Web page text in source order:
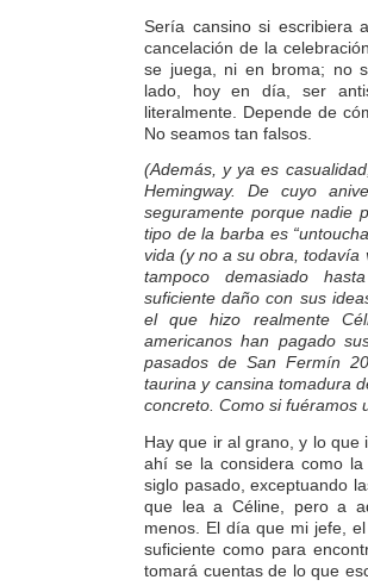
Sería cansino si escribiera
cancelación de la
se juega, ni en broma; no
lado, hoy en día, ser
literalmente. Depende de
No seamos tan falsos.
(Además, y ya es
Hemingway. De cuyo
seguramente porque nadie
tipo de la barba es
vida (y no a su obra,
tampoco demasiado
suficiente daño con sus
el que hizo realmente
americanos han pagado
pasados de San Fermín
taurina y cansina tomadura
concreto. Como si fuéramos
Hay que ir al grano, y lo que
ahí se la considera como
siglo pasado, exceptuando
que lea a Céline, pero a
menos. El día que mi jefe,
suficiente como para
tomará cuentas de lo que